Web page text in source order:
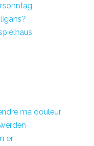
ma douleur
er